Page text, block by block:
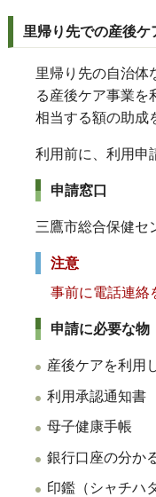
里帰り先での産後ケ
里帰り先の自治体
る産後ケア事業を
相当する額の助成
利用前に、利用申
申請窓口
三鷹市総合保健セ
注意
事前に電話連絡
申請に必要な物
産後ケアを利用
利用承認通知書
母子健康手帳
銀行口座の分か
印鑑（シャチハ